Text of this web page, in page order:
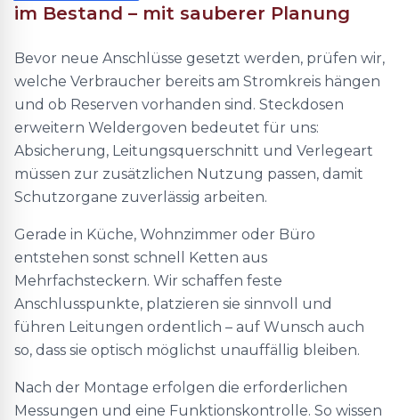
im Bestand – mit sauberer Planung
Bevor neue Anschlüsse gesetzt werden, prüfen wir,
welche Verbraucher bereits am Stromkreis hängen
und ob Reserven vorhanden sind. Steckdosen
erweitern Weldergoven bedeutet für uns:
Absicherung, Leitungsquerschnitt und Verlegeart
müssen zur zusätzlichen Nutzung passen, damit
Schutzorgane zuverlässig arbeiten.
Gerade in Küche, Wohnzimmer oder Büro
entstehen sonst schnell Ketten aus
Mehrfachsteckern. Wir schaffen feste
Anschlusspunkte, platzieren sie sinnvoll und
führen Leitungen ordentlich – auf Wunsch auch
so, dass sie optisch möglichst unauffällig bleiben.
Nach der Montage erfolgen die erforderlichen
Messungen und eine Funktionskontrolle. So wissen